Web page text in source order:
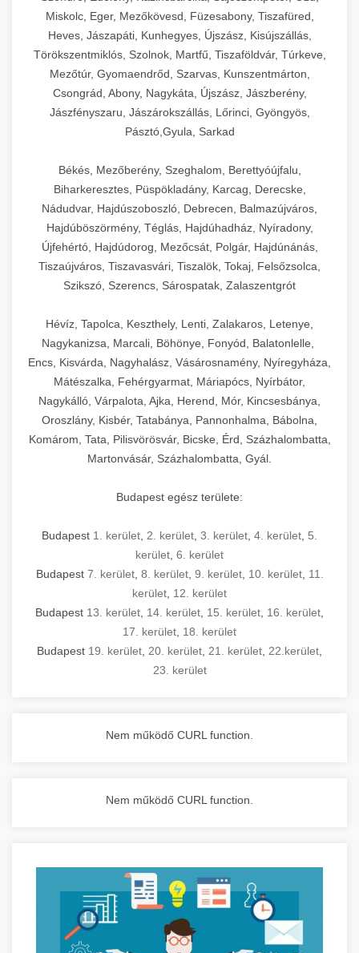
Miskolc, Eger, Mezőkövesd, Füzesabony, Tiszafüred,
Heves, Jászapáti, Kunhegyes, Újszász, Kisújszállás,
Törökszentmiklós, Szolnok, Martfű, Tiszaföldvár, Túrkeve,
Mezőtúr, Gyomaendrőd, Szarvas, Kunszentmárton,
Csongrád, Abony, Nagykáta, Újszász, Jászberény,
Jászfényszaru, Jászárokszállás, Lőrinci, Gyöngyös,
Pásztó,Gyula, Sarkad
Békés, Mezőberény, Szeghalom, Berettyóújfalu,
Biharkeresztes, Püspökladány, Karcag, Derecske,
Nádudvar, Hajdúszoboszló, Debrecen, Balmazújváros,
Hajdúböszörmény, Téglás, Hajdúhadház, Nyíradony,
Újfehértó, Hajdúdorog, Mezőcsát, Polgár, Hajdúnánás,
Tiszaújváros, Tiszavasvári, Tiszalök, Tokaj, Felsőzsolca,
Szikszó, Szerencs, Sárospatak, Zalaszentgrót
Hévíz, Tapolca, Keszthely, Lenti, Zalakaros, Letenye,
Nagykanizsa, Marcali, Böhönye, Fonyód, Balatonlelle,
Encs, Kisvárda, Nagyhalász, Vásárosnamény, Nyíregyháza,
Mátészalka, Fehérgyarmat, Máriapócs, Nyírbátor,
Nagykálló, Várpalota, Ajka, Herend, Mór, Kincsesbánya,
Oroszlány, Kisbér, Tatabánya, Pannonhalma, Bábolna,
Komárom, Tata, Pilisvörösvár, Bicske, Érd, Százhalombatta,
Martonvásár, Százhalombatta, Gyál.
Budapest egész területe:
Budapest 1. kerület 2. kerület 3. kerület 4. kerület 5.
kerület 6. kerület
Budapest 7. kerület, 8. kerület, 9. kerület, 10. kerület, 11.
kerület 12. kerület
Budapest 13. kerület 14. kerület 15. kerület 16. kerület
17. kerület 18. kerület
Budapest 19. kerület 20. kerület 21. kerület 22.kerület
23. kerület
Nem működő CURL function.
Nem működő CURL function.